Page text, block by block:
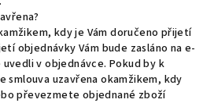
kdy je Vám doručeno přijetí
objednávky Vám bude zasláno na e-
v objednávce. Pokud by k
uzavřena okamžikem, kdy
převezmete objednané zboží